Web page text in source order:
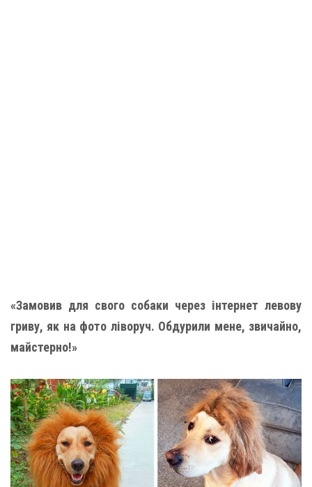
«Замовив для свого собаки через інтернет левову
гриву, як на фото ліворуч. Обдурили мене, звичайно,
майстерно!»